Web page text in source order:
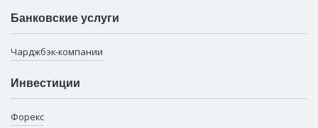
Банковские услуги
Чарджбэк-компании
Инвестиции
Форекс